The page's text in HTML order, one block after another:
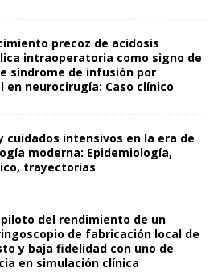
precoz de acidosis
intraoperatoria como signo de
síndrome de infusión por
en neurocirugía: Caso clínico
cuidados intensivos en la era de
moderna: Epidemiología,
trayectorias
del rendimiento de un
de fabricación local de
y baja fidelidad con uno de
en simulación clínica